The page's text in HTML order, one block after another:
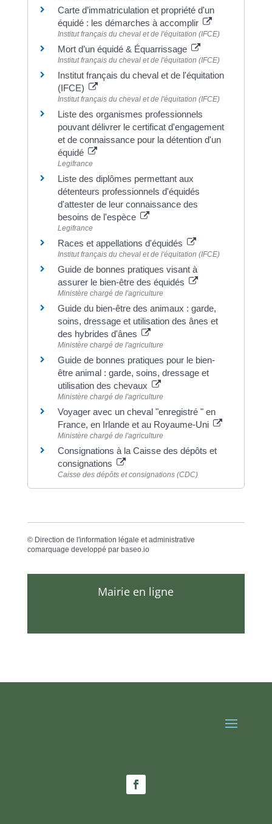
Carte d’immatriculation et propriété d'un
équidé : les démarches à accomplir
Institut français du cheval et de l'équitation (IFCE)
Mort d’un équidé & Équarrissage
Institut français du cheval et de l'équitation (IFCE)
Institut français du cheval et de l'équitation
(IFCE)
Institut français du cheval et de l'équitation (IFCE)
Liste des organismes professionnels
pouvant délivrer le certificat d'engagement
et de connaissance pour la détention d'un
équidé
Legifrance
Liste des diplômes permettant aux
détenteurs professionnels d'équidés
d'attester de leur connaissance des
besoins de l'espèce
Legifrance
Races et appellations d'équidés
Institut français du cheval et de l'équitation (IFCE)
Guide de bonnes pratiques visant à
assurer le bien-être des équidés
Ministère chargé de l'agriculture
Guide du bien-être des animaux : garde,
soins, dressage et utilisation des ânes et
des hybrides d'ânes
Ministère chargé de l'agriculture
Guide de bonnes pratiques pour le bien-
être animal : garde, soins, dressage et
utilisation des chevaux
Ministère chargé de l'agriculture
Voyager avec un cheval "enregistré " en
France, en Irlande et au Royaume-Uni
Ministère chargé de l'agriculture
Consignations à la Caisse des dépôts et
consignations
Caisse des dépôts et consignations (CDC)
© Direction de l'information légale et administrative
comarquage developpé par baseo.io
Mairie en ligne